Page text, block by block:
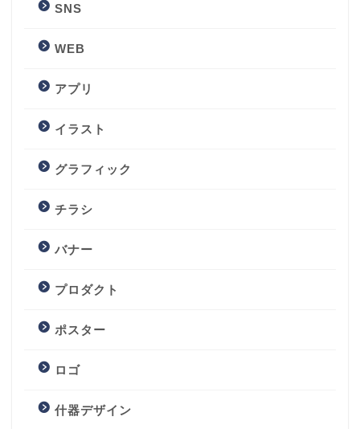
SNS
WEB
アプリ
イラスト
グラフィック
チラシ
バナー
プロダクト
ポスター
ロゴ
什器デザイン